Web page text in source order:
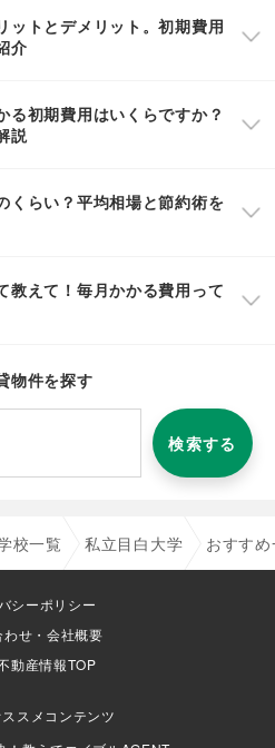
ットとデメリット。初期費用
介
る初期費用はいくらですか？
説
くらい？平均相場と節約術を
教えて！毎月かかる費用って
物件を探す
検索する
校一覧 私立目白大学 おすす
シーポリシー
わせ・会社概要
動産情報TOP
ススメコンテンツ